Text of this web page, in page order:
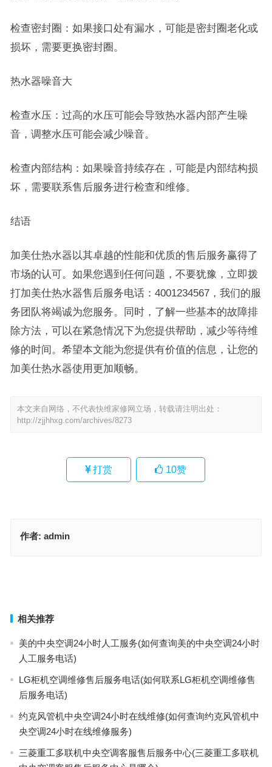
检查密封圈：如果接口处有漏水，可能是密封圈老化或
损坏，需要更换密封圈。
热水器噪音大
检查水压：过高的水压可能会导致热水器内部产生噪
音，调整水压可能会减少噪音。
检查内部结构：如果噪音持续存在，可能是内部结构损
坏，需要联系售后服务进行检查和维修。
结语
加美仕热水器以其卓越的性能和优质的售后服务赢得了
市场的认可。如果您遇到任何问题，不要犹豫，立即拨
打加美仕热水器售后服务电话：4001234567，我们的服
务团队将竭诚为您服务。同时，了解一些基本的故障排
除方法，可以在紧急情况下为您提供帮助，减少等待维
修的时间。希望本文能为您提供有价值的信息，让您的
加美仕热水器使用更加顺畅。
本文来自网络，不代表快维家修网立场，转载请注明出处：
http://zjjhhxg.com/archives/8273
打赏 10赞
作者: admin
相关推荐
美的中央空调24小时人工服务(如何查询美的中央空调24小时
人工服务电话)
LG柜机空调维修售后服务电话(如何联系LG柜机空调维修售
后服务电话)
约克风管机中央空调24小时在线维修(如何查询约克风管机中
央空调24小时在线维修服务)
三菱重工多联机中央空调客服售后服务中心(三菱重工多联机